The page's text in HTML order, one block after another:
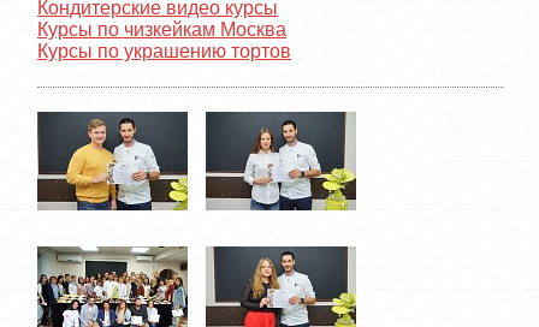
Кондитерские видео курсы
Курсы по чизкейкам Москва
Курсы по украшению тортов